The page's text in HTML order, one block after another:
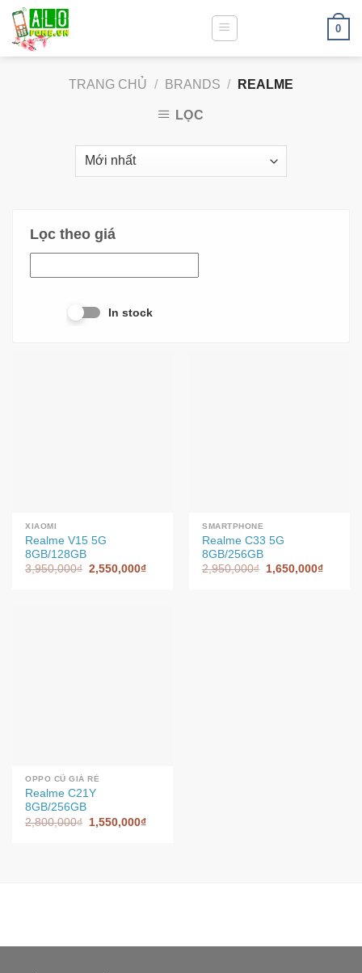
0
TRANG CHỦ / BRANDS / REALME
LỌC
Lọc theo giá
In stock
XIAOMI
Realme V15 5G
8GB/128GB
3,950,000₫ 2,550,000₫
SMARTPHONE
Realme C33 5G
8GB/256GB
2,950,000₫ 1,650,000₫
OPPO CŨ GIÁ RẺ
Realme C21Y
8GB/256GB
2,800,000₫ 1,550,000₫